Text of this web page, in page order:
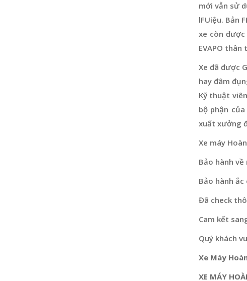
mới vẫn sử
lFUiệu. Bản
xe còn
EVAPO
Xe đã được
hay đâm
Kỹ thuật
bộ phận
xuất xưởng
Xe máy
Bảo hành về
Bảo hành
Đã check
Cam kết
Quý khách
Xe Máy
XE MÁY